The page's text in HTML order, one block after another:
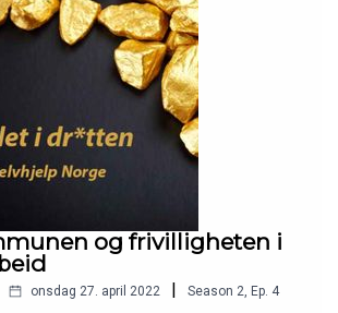
og frivilligheten i
onsdag 27. april 2022 Season 2, Ep. 4